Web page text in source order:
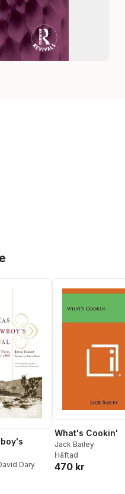
Dary
What's Cookin'
Jack Bailey
Häftad
470 kr